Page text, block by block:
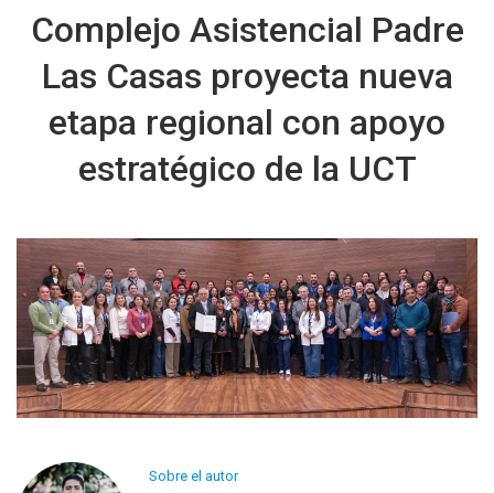
Complejo Asistencial Padre
Las Casas proyecta nueva
etapa regional con apoyo
estratégico de la UCT
Sobre el autor